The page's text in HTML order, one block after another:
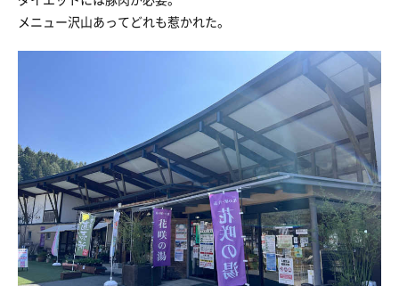
メニュー沢山あってどれも惹かれた。